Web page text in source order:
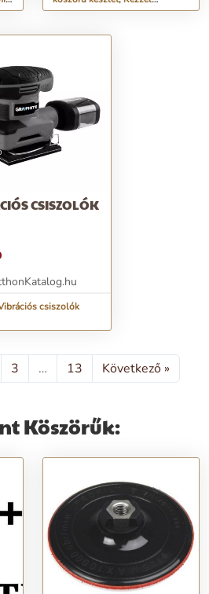
készített, Tavasz, Rózsával és...
CSISZOLÓK
csiszolók
3 … 13 Következő »
Köszörűk: